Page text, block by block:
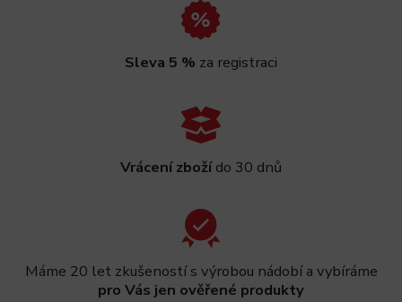
Sleva 5 % za registraci
Vrácení zbožído 30 dnů
Máme 20 let zkušeností s výrobou nádobí a vybíráme
pro Vás jen ověřené produkty